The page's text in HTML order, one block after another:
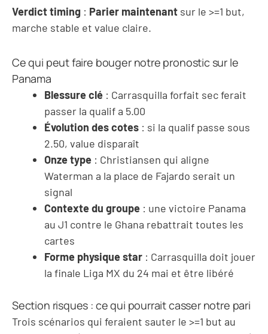
Verdict timing : Parier maintenant sur le >=1 but,
marche stable et value claire.
Ce qui peut faire bouger notre pronostic sur le
Panama
Blessure clé : Carrasquilla forfait sec ferait
passer la qualif a 5.00
Évolution des cotes : si la qualif passe sous
2.50, value disparaît
Onze type : Christiansen qui aligne
Waterman a la place de Fajardo serait un
signal
Contexte du groupe : une victoire Panama
au J1 contre le Ghana rebattrait toutes les
cartes
Forme physique star : Carrasquilla doit jouer
la finale Liga MX du 24 mai et être libéré
Section risques : ce qui pourrait casser notre pari
Trois scénarios qui feraient sauter le >=1 but au